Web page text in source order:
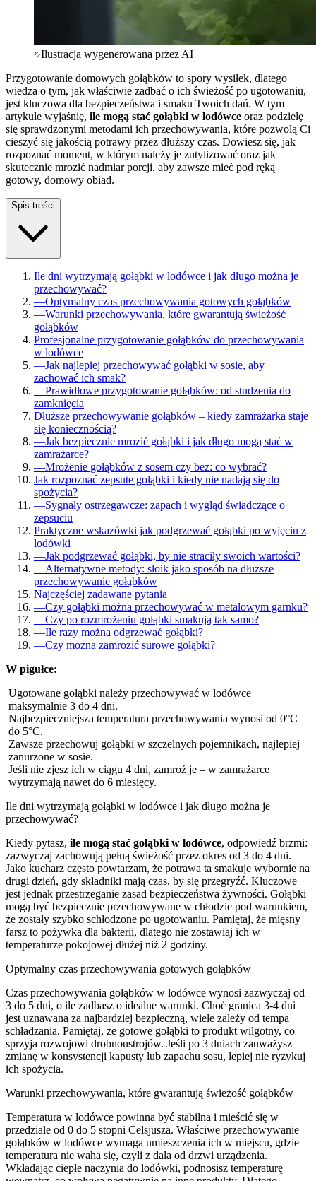
Ilustracja wygenerowana przez AI
Przygotowanie domowych gołąbków to spory wysiłek, dlatego
wiedza o tym, jak właściwie zadbać o ich świeżość po ugotowaniu,
jest kluczowa dla bezpieczeństwa i smaku Twoich dań. W tym
artykule wyjaśnię, ile mogą stać gołąbki w lodówce oraz podzielę
się sprawdzonymi metodami ich przechowywania, które pozwolą Ci
cieszyć się jakością potrawy przez dłuższy czas. Dowiesz się, jak
rozpoznać moment, w którym należy je zutylizować oraz jak
skutecznie mrozić nadmiar porcji, aby zawsze mieć pod ręką
gotowy, domowy obiad.
Spis treści
Ile dni wytrzymają gołąbki w lodówce i jak długo można je
przechowywać?
—Optymalny czas przechowywania gotowych gołąbków
—Warunki przechowywania, które gwarantują świeżość
gołąbków
Profesjonalne przygotowanie gołąbków do przechowywania
w lodówce
—Jak najlepiej przechowywać gołąbki w sosie, aby
zachować ich smak?
—Prawidłowe przygotowanie gołąbków: od studzenia do
zamknięcia
Dłuższe przechowywanie gołąbków – kiedy zamrażarka staje
się koniecznością?
—Jak bezpiecznie mrozić gołąbki i jak długo mogą stać w
zamrażarce?
—Mrożenie gołąbków z sosem czy bez: co wybrać?
Jak rozpoznać zepsute gołąbki i kiedy nie nadają się do
spożycia?
—Sygnały ostrzegawcze: zapach i wygląd świadczące o
zepsuciu
Praktyczne wskazówki jak podgrzewać gołąbki po wyjęciu z
lodówki
—Jak podgrzewać gołąbki, by nie straciły swoich wartości?
—Alternatywne metody: słoik jako sposób na dłuższe
przechowywanie gołąbków
Najczęściej zadawane pytania
—Czy gołąbki można przechowywać w metalowym garnku?
—Czy po rozmrożeniu gołąbki smakują tak samo?
—Ile razy można odgrzewać gołąbki?
—Czy można zamrozić surowe gołąbki?
W pigułce:
Ugotowane gołąbki należy przechowywać w lodówce
maksymalnie 3 do 4 dni.
Najbezpieczniejsza temperatura przechowywania wynosi od 0°C
do 5°C.
Zawsze przechowuj gołąbki w szczelnych pojemnikach, najlepiej
zanurzone w sosie.
Jeśli nie zjesz ich w ciągu 4 dni, zamroź je – w zamrażarce
wytrzymają nawet do 6 miesięcy.
Ile dni wytrzymają gołąbki w lodówce i jak długo można je
przechowywać?
Kiedy pytasz, ile mogą stać gołąbki w lodówce, odpowiedź brzmi:
zazwyczaj zachowują pełną świeżość przez okres od 3 do 4 dni.
Jako kucharz często powtarzam, że potrawa ta smakuje wybornie na
drugi dzień, gdy składniki mają czas, by się przegryźć. Kluczowe
jest jednak przestrzeganie zasad bezpieczeństwa żywności. Gołąbki
mogą być bezpiecznie przechowywane w chłodzie pod warunkiem,
że zostały szybko schłodzone po ugotowaniu. Pamiętaj, że mięsny
farsz to pożywka dla bakterii, dlatego nie zostawiaj ich w
temperaturze pokojowej dłużej niż 2 godziny.
Optymalny czas przechowywania gotowych gołąbków
Czas przechowywania gołąbków w lodówce wynosi zazwyczaj od
3 do 5 dni, o ile zadbasz o idealne warunki. Choć granica 3-4 dni
jest uznawana za najbardziej bezpieczną, wiele zależy od tempa
schładzania. Pamiętaj, że gotowe gołąbki to produkt wilgotny, co
sprzyja rozwojowi drobnoustrojów. Jeśli po 3 dniach zauważysz
zmianę w konsystencji kapusty lub zapachu sosu, lepiej nie ryzykuj
ich spożycia.
Warunki przechowywania, które gwarantują świeżość gołąbków
Temperatura w lodówce powinna być stabilna i mieścić się w
przedziale od 0 do 5 stopni Celsjusza. Właściwe przechowywanie
gołąbków w lodówce wymaga umieszczenia ich w miejscu, gdzie
temperatura nie waha się, czyli z dala od drzwi urządzenia.
Wkładając ciepłe naczynia do lodówki, podnosisz temperaturę